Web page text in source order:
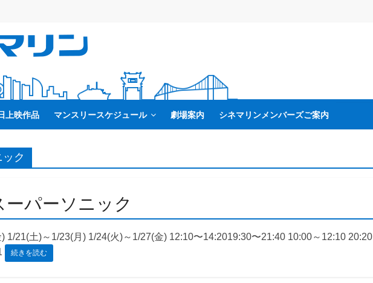
上映作品 マンスリースケジュール 劇場案内 シネマリンメンバーズご案内
ク
パーソニック
) 1/21(土)～1/23(月) 1/24(火)～1/27(金) 12:10〜14:2019:30〜21:40 10:00～12:10 20:20
続きを読む